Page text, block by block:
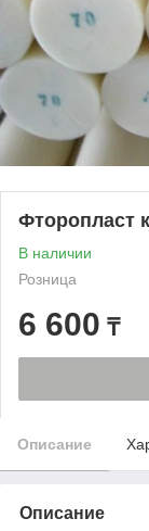
Фторопласт
В наличии
Розница
6 600 ₸
Описание
Описание